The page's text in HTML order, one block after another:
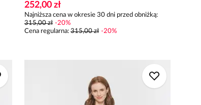
252,00 zł
Najniższa cena w okresie 30 dni przed obniżką:
315,00 zł -20%
Cena regularna: 315,00 zł -20%